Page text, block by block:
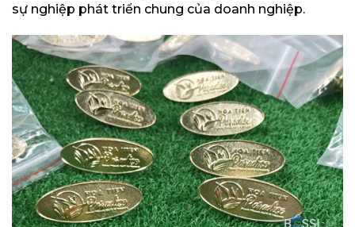
sự nghiệp phát triển chung của doanh nghiệp.